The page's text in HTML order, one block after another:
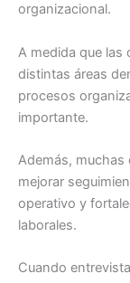
organizacional.
A medida que las
distintas áreas
procesos
importante.
Además, muchas
mejorar
operativo y
laborales.
Cuando